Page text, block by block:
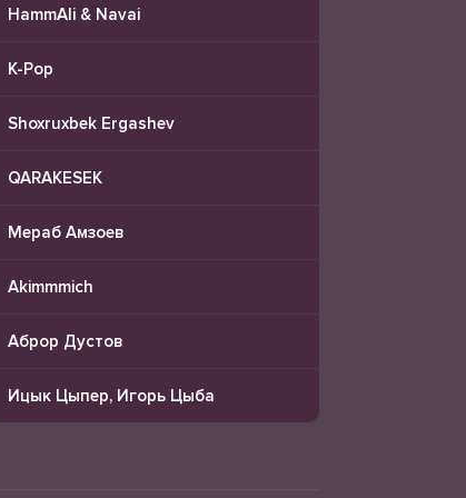
HammAli & Navai
K-Pop
Shoxruxbek Ergashev
QARAKESEK
Мераб Амзоев
Akimmmich
Аброр Дустов
Ицык Цыпер, Игорь Цыба